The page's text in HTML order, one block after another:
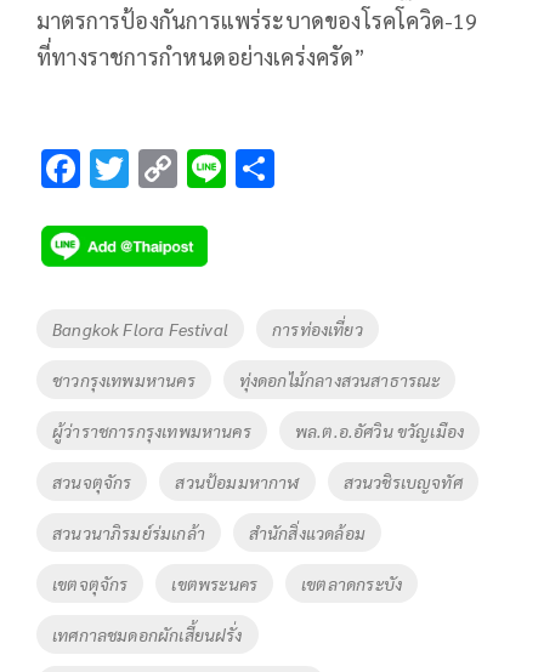
มาตรการป้องกันการแพร่ระบาดของโรคโควิด-19
ที่ทางราชการกำหนดอย่างเคร่งครัด”
F
e
b
o
k
T
tt
er
C
p
y
Li
k
Li
Tags
Bangkok Flora Festival การท่องเที่ยว
ชาวกรุงเทพมหานคร ทุ่งดอกไม้กลางสวนสาธารณะ
ผู้ว่าราชการกรุงเทพมหานคร พล.ต.อ.อัศวิน ขวัญเมือง
สวนจตุจักร สวนป้อมมหากาฬ สวนวชิรเบญจทัศ
สวนวนาภิรมย์ร่มเกล้า สำนักสิ่งแวดล้อม
เขตจตุจักร เขตพระนคร เขตลาดกระบัง
เทศกาลชมดอกผักเสี้ยนฝรั่ง